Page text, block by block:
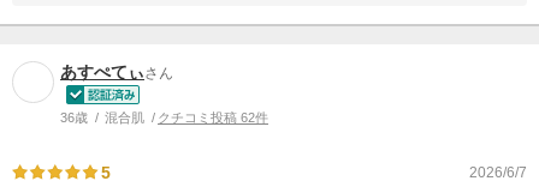
あすぺてぃさん
36歳 混合肌 クチコミ投稿 62件
5 2026/6/7